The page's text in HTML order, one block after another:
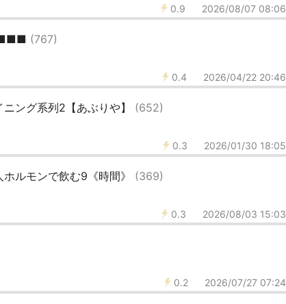
0.9 2026/08/07 08:06
■■■ (767)
0.4 2026/04/22 20:46
ニング系列2【あぶりや】 (652)
0.3 2026/01/30 18:05
ホルモンで飲む9《時間》 (369)
0.3 2026/08/03 15:03
0.2 2026/07/27 07:24